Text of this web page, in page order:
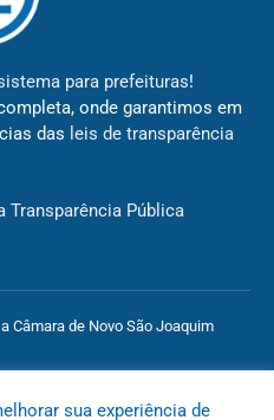
para prefeituras!
onde garantimos em
das leis de transparência
Transparência Pública
Câmara de Novo São Joaquim
sua experiência de